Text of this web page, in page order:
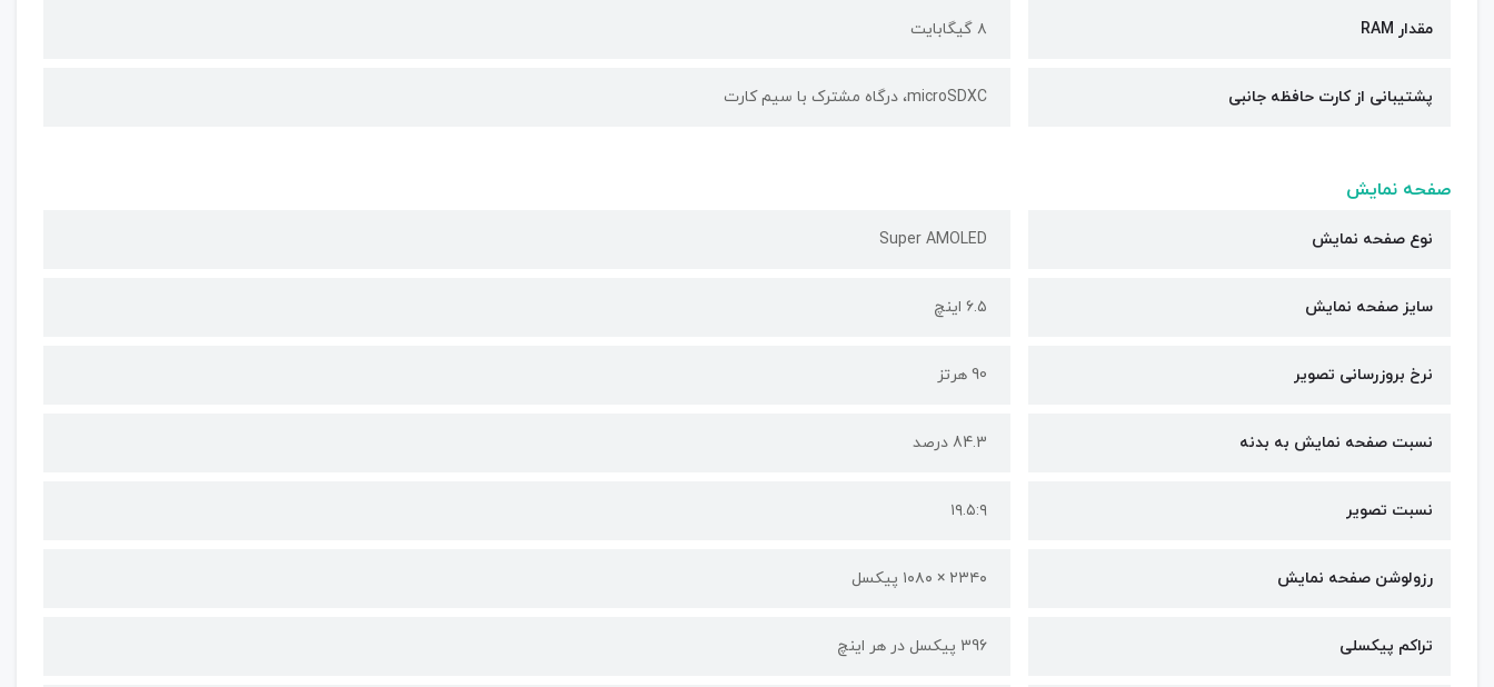
مقدار RAM ۸ گیگابایت
پشتیبانی از کارت حافظه جانبی microSDXC، درگاه مشترک با سیم کارت
صفحه نمایش
نوع صفحه نمایش Super AMOLED
سایز صفحه نمایش ۶.۵ اینچ
نرخ بروزرسانی تصویر 90 هرتز
نسبت صفحه نمایش به بدنه 84.3 درصد
نسبت تصویر ۱۹.۵:۹
رزولوشن صفحه نمایش ۲۳۴۰ × ۱۰۸۰ پیکسل
تراکم پیکسلی 396 پیکسل در هر اینچ